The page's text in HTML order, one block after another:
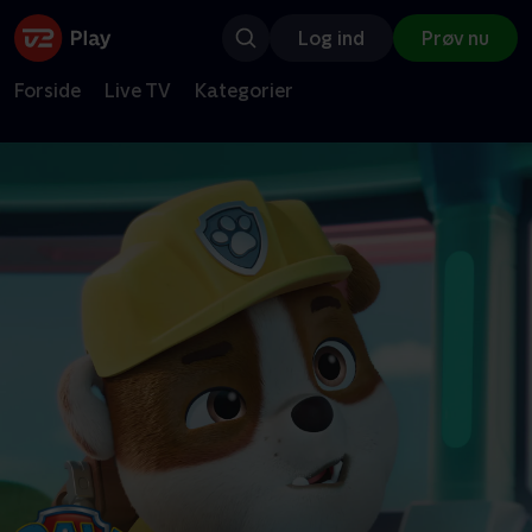
Log ind Prøv nu
Forside Live TV Kategorier